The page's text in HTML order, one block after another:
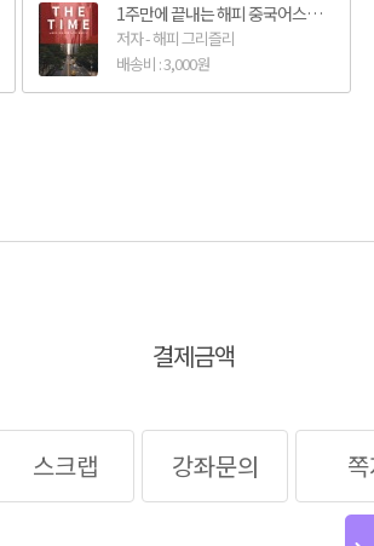
1주만에 끝내는 해피 중국어스피킹
저자 - 해피 그리즐리
배송비 : 3,000원
결제금액
스크랩 강좌문의